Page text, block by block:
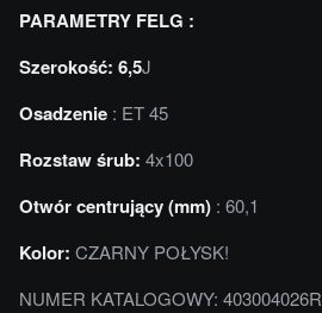
PARAMETRY FELG :
Szerokość: 6,5J
Osadzenie : ET 45
Rozstaw śrub: 4x100
Otwór centrujący (mm) : 60,1
Kolor: CZARNY POŁYSK!
NUMER KATALOGOWY: 403004026R